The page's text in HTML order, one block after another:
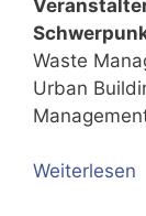
Waste
Urban
Weiterlesen